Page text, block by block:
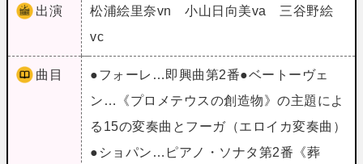
出演
松浦絵里奈vn 小山日向美va 三谷野絵
vc
曲目
●フォーレ…即興曲第2番●ベートーヴェ
ン…《プロメテウスの創造物》の主題によ
る15の変奏曲とフーガ（エロイカ変奏曲）
●ショパン…ピアノ・ソナタ第2番《葬